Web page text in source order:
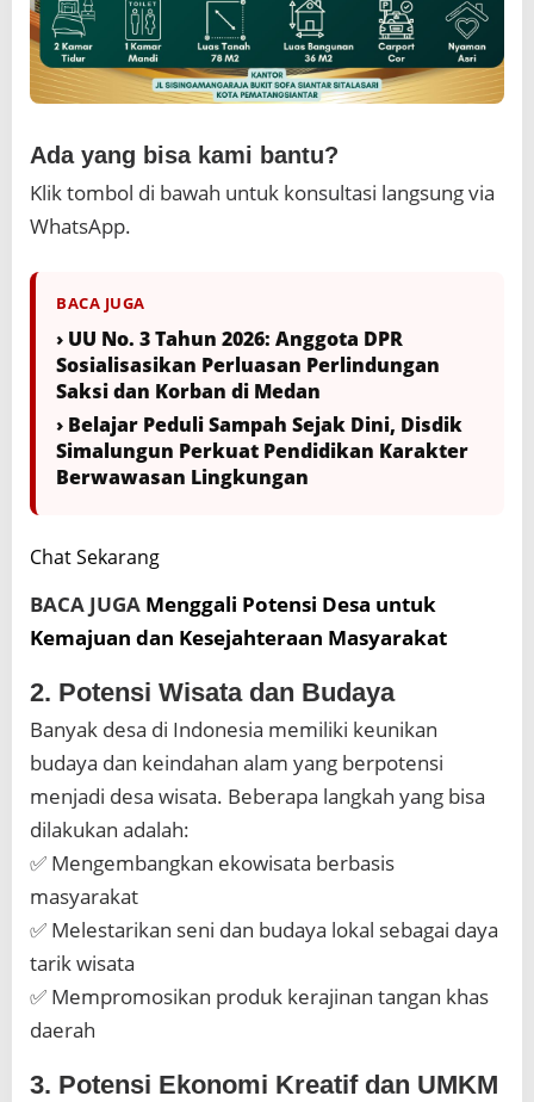
Ada yang bisa kami bantu?
Klik tombol di bawah untuk konsultasi langsung via
WhatsApp.
BACA JUGA
› UU No. 3 Tahun 2026: Anggota DPR
Sosialisasikan Perluasan Perlindungan
Saksi dan Korban di Medan
› Belajar Peduli Sampah Sejak Dini, Disdik
Simalungun Perkuat Pendidikan Karakter
Berwawasan Lingkungan
Chat Sekarang
BACA JUGA Menggali Potensi Desa untuk
Kemajuan dan Kesejahteraan Masyarakat
2. Potensi Wisata dan Budaya
Banyak desa di Indonesia memiliki keunikan
budaya dan keindahan alam yang berpotensi
menjadi desa wisata. Beberapa langkah yang bisa
dilakukan adalah:
✅ Mengembangkan ekowisata berbasis
masyarakat
✅ Melestarikan seni dan budaya lokal sebagai daya
tarik wisata
✅ Mempromosikan produk kerajinan tangan khas
daerah
3. Potensi Ekonomi Kreatif dan UMKM